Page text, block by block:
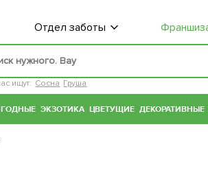
Отдел заботы
ищут: Сосна Груша
ЭКЗОТИКА ЦВЕТУЩИЕ ДЕКОРАТИВНЫЕ